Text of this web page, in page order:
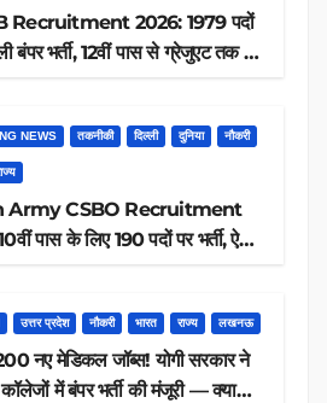
Recruitment 2026: 1979 पदों
बंपर भर्ती, 12वीं पास से ग्रेजुएट तक करें
NEWS तकनीकी दिल्ली दुनिया नौकरी
Army CSBO Recruitment
पास के लिए 190 पदों पर भर्ती, ऐसे
उत्तर प्रदेश नौकरी भारत राज्य लखनऊ
नए मेडिकल जॉब्स! योगी सरकार ने
में बंपर भर्ती की मंजूरी — क्या